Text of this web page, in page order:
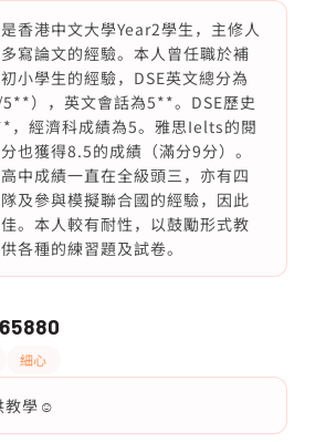
香港中文大學Year2學生，主修人
寫論文的經驗。本人曾任職於補
小學生的經驗，DSE英文總分為
），英文會話為5**。DSE歷史
，經濟科成績為5。雅思Ielts的閱
也獲得8.5的成績（滿分9分）。
中成績一直在全級頭三，亦有四
及參與模擬聯合國的經驗，因此
。本人較有耐性，以鼓勵形式教
各種的練習題及試卷。
細心
教學☺️